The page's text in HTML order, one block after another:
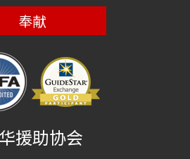
奉献
援助协会